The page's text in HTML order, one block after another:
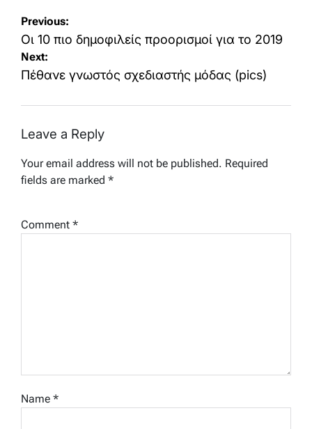
Post
navigation
Previous:
Οι 10 πιο δημοφιλείς προορισμοί για το 2019
Next:
Πέθανε γνωστός σχεδιαστής μόδας (pics)
Leave a Reply
Your email address will not be published. Required
fields are marked *
Comment *
Name *